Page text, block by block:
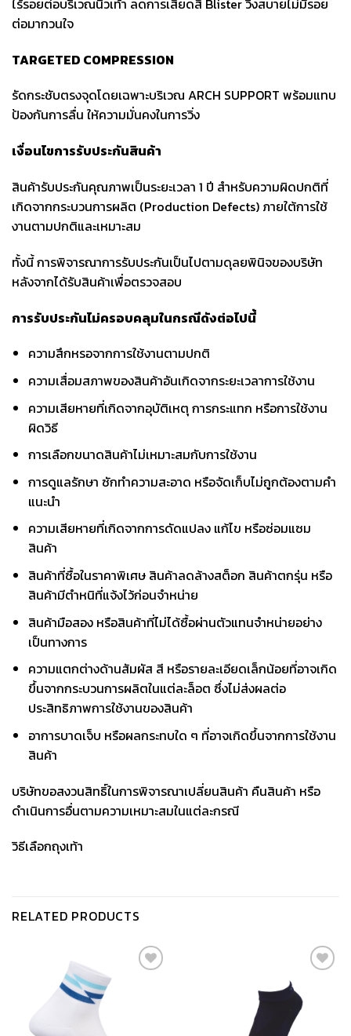
ไร้รอยต่อบริเวณนิ้วเท้า ลดการเสียดสี Blister วิ่งสบายไม่มีรอย
ต่อมากวนใจ
TARGETED COMPRESSION
รัดกระชับตรงจุดโดยเฉพาะบริเวณ ARCH SUPPORT พร้อมแทบ
ป้องกันการลื่น ให้ความมั่นคงในการวิ่ง
เงื่อนไขการรับประกันสินค้า
สินค้ารับประกันคุณภาพเป็นระยะเวลา 1 ปี สำหรับความผิดปกติที่
เกิดจากกระบวนการผลิต (Production Defects) ภายใต้การใช้
งานตามปกติและเหมาะสม
ทั้งนี้ การพิจารณาการรับประกันเป็นไปตามดุลยพินิจของบริษัท
หลังจากได้รับสินค้าเพื่อตรวจสอบ
การรับประกันไม่ครอบคลุมในกรณีดังต่อไปนี้
ความสึกหรอจากการใช้งานตามปกติ
ความเสื่อมสภาพของสินค้าอันเกิดจากระยะเวลาการใช้งาน
ความเสียหายที่เกิดจากอุบัติเหตุ การกระแทก หรือการใช้งาน
ผิดวิธี
การเลือกขนาดสินค้าไม่เหมาะสมกับการใช้งาน
การดูแลรักษา ซักทำความสะอาด หรือจัดเก็บไม่ถูกต้องตามคำ
แนะนำ
ความเสียหายที่เกิดจากการดัดแปลง แก้ไข หรือซ่อมแซม
สินค้า
สินค้าที่ซื้อในราคาพิเศษ สินค้าลดล้างสต็อก สินค้าตกรุ่น หรือ
สินค้ามีตำหนิที่แจ้งไว้ก่อนจำหน่าย
สินค้ามือสอง หรือสินค้าที่ไม่ได้ซื้อผ่านตัวแทนจำหน่ายอย่าง
เป็นทางการ
ความแตกต่างด้านสัมผัส สี หรือรายละเอียดเล็กน้อยที่อาจเกิด
ขึ้นจากกระบวนการผลิตในแต่ละล็อต ซึ่งไม่ส่งผลต่อ
ประสิทธิภาพการใช้งานของสินค้า
อาการบาดเจ็บ หรือผลกระทบใด ๆ ที่อาจเกิดขึ้นจากการใช้งาน
สินค้า
บริษัทขอสงวนสิทธิ์ในการพิจารณาเปลี่ยนสินค้า คืนสินค้า หรือ
ดำเนินการอื่นตามความเหมาะสมในแต่ละกรณี
วิธีเลือกถุงเท้า
RELATED PRODUCTS